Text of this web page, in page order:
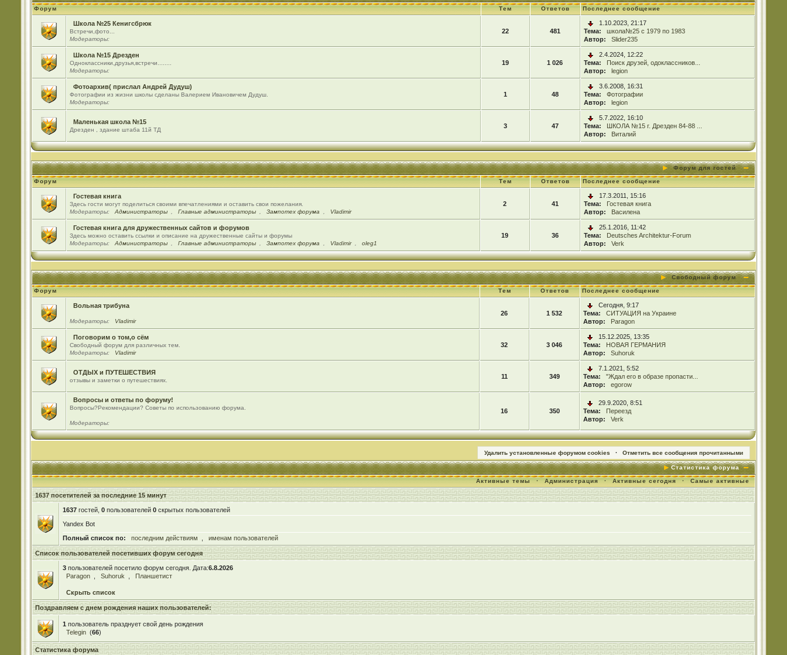
Форум Тем Ответов Последнее сообщение
Школа №25 Кенигсбрюк
Встречи,фото...
Модераторы:
22 481
1.10.2023, 21:17
Тема:
школа№25 с 1979 по 1983
Автор:
Slider235
Школа №15 Дрезден
Одноклассники,друзья,встречи........
Модераторы:
19 1 026
2.4.2024, 12:22
Тема:
Поиск друзей, одоклассников...
Автор:
legion
Фотоархив( прислал Андрей Дудуш)
Фотографии из жизни школы сделаны Валерием Ивановичем Дудуш.
Модераторы:
1 48
3.6.2008, 16:31
Тема:
Фотографии
Автор:
legion
Маленькая школа №15
Дрезден , здание штаба 11й ТД
3 47
5.7.2022, 16:10
Тема:
ШКОЛА №15 г. Дрезден 84-88 ...
Автор:
Виталий
Форум для гостей
Форум Тем Ответов Последнее сообщение
Гостевая книга
Здесь гости могут поделиться своими впечатлениями и оставить свои пожелания.
Модераторы:
Администраторы Главные администраторы Зампотех форума Vladimir
2 41
17.3.2011, 15:16
Тема:
Гостевая книга
Автор:
Василена
Гостевая книга для дружественных сайтов и форумов
Здесь можно оставить ссылки и описание на дружественные сайты и форумы
Модераторы:
Администраторы Главные администраторы Зампотех форума Vladimir oleg1
19 36
25.1.2016, 11:42
Тема:
Deutsches Architektur-Forum
Автор:
Verk
Свободный форум
Форум Тем Ответов Последнее сообщение
Вольная трибуна
Модераторы: Vladimir
26 1 532
Сегодня, 9:17
Тема:
СИТУАЦИЯ на Украине
Автор:
Paragon
Поговорим о том,о сём
Свободный форум для различных тем.
Модераторы:
Vladimir
32 3 046
15.12.2025, 13:35
Тема:
НОВАЯ ГЕРМАНИЯ
Автор:
Suhoruk
ОТДЫХ и ПУТЕШЕСТВИЯ
отзывы и заметки о путешествиях.
11 349
7.1.2021, 5:52
Тема:
"Ждал его в образе пропасти...
Автор:
egorow
Вопросы и ответы по форуму!
Вопросы?Рекомендации? Советы по использованию форума.
Модераторы:
16 350
29.9.2020, 8:51
Тема:
Переезд
Автор:
Verk
Удалить установленные форумом cookies · Отметить все сообщения прочитанными
Статистика форума
Активные темы · Администрация · Активные сегодня · Самые активные
1637 посетителей за последние 15 минут
1637гостей, 0пользователей 0скрытых пользователей
Yandex Bot
Полный список по:
последним действиям именам пользователей
Список пользователей посетивших форум сегодня
3пользователей посетило форум сегодня. Дата:6.8.2026
Paragon
Suhoruk Планшетист
Скрыть список
Поздравляем с днем рождения наших пользователей:
1 пользователь празднует свой день рождения
Telegin (66)
Статистика форума